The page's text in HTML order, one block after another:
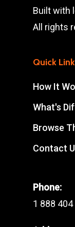
Built with
All rights
Quick
How It
What's
Browse
Contact
Phone:
1 888